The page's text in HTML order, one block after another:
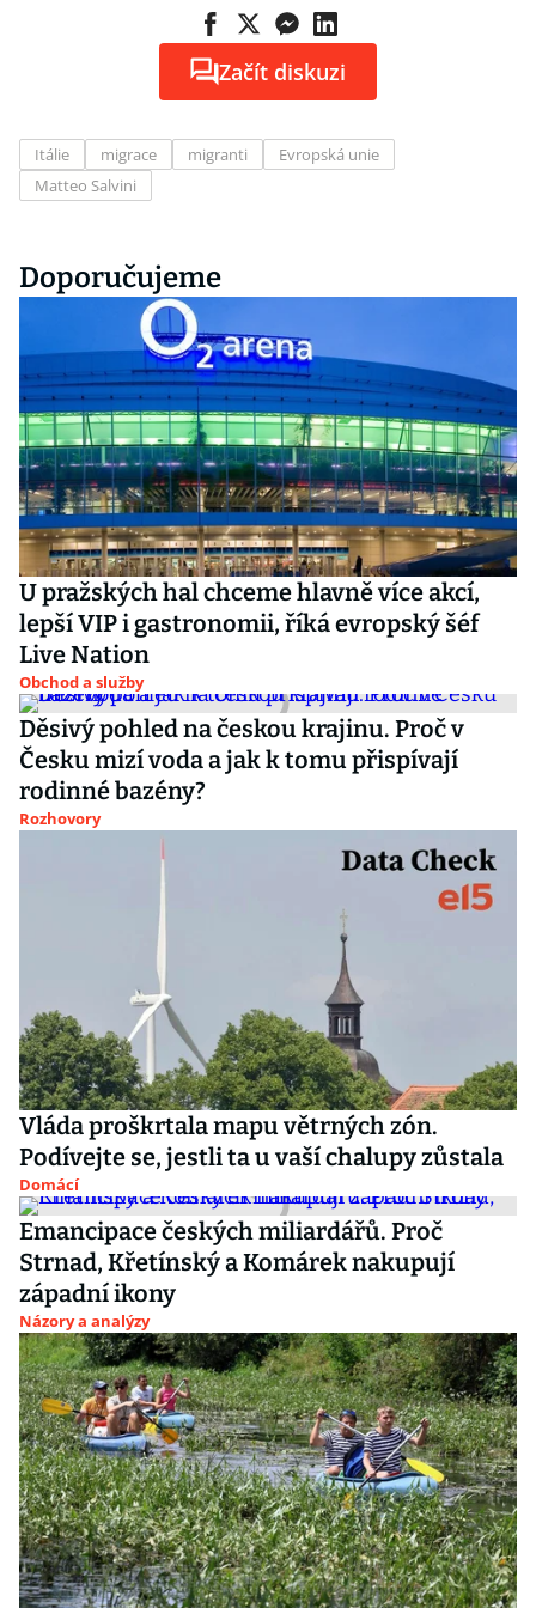
Začít diskuzi
Itálie migrace migranti
Evropská unie
Matteo Salvini
Doporučujeme
U pražských hal chceme hlavně více akcí,
lepší VIP i gastronomii, říká evropský šéf
Live Nation
Obchod a služby
Děsivý pohled na českou krajinu. Proč v
Česku mizí voda a jak k tomu přispívají
rodinné bazény?
Rozhovory
Vláda proškrtala mapu větrných zón.
Podívejte se, jestli ta u vaší chalupy zůstala
Domácí
Emancipace českých miliardářů. Proč
Strnad, Křetínský a Komárek nakupují
západní ikony
Názory a analýzy